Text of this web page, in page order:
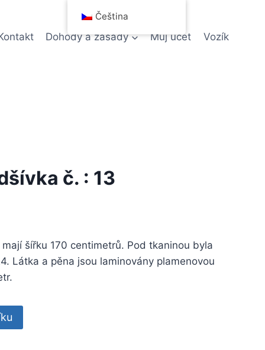
Dohody a zásady Můj účet Vozík
č. : 13
šířku 170 centimetrů. Pod tkaninou byla
Látka a pěna jsou laminovány plamenovou
Čeština